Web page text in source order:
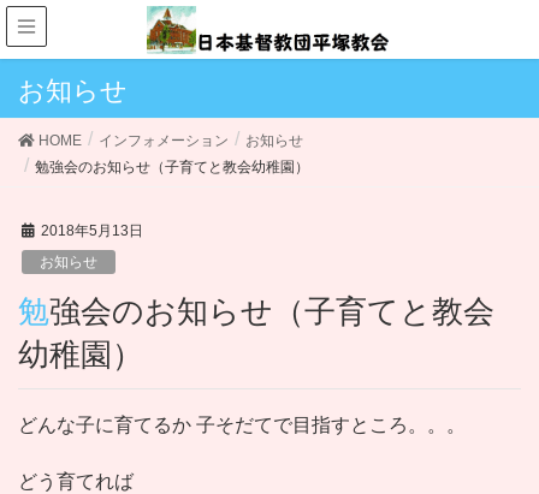
お知らせ
HOME インフォメーション
お知らせ
勉強会のお知らせ（子育てと教会幼稚園）
2018年5月13日
お知らせ
勉強会のお知らせ（子育てと教会
幼稚園）
どんな子に育てるか 子そだてで目指すところ。。。
どう育てれば